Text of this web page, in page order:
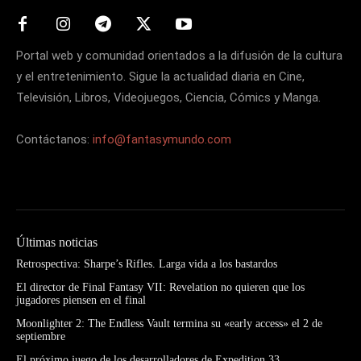
Portal web y comunidad orientados a la difusión de la cultura
y el entretenimiento. Sigue la actualidad diaria en Cine,
Televisión, Libros, Videojuegos, Ciencia, Cómics y Manga.
Contáctanos: info@fantasymundo.com
Últimas noticias
Retrospectiva: Sharpe’s Rifles. Larga vida a los bastardos
El director de Final Fantasy VII: Revelation no quieren que los
jugadores piensen en el final
Moonlighter 2: The Endless Vault termina su «early access» el 2 de
septiembre